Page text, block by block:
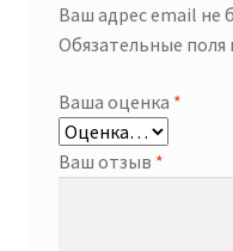
Ваш адрес email не
Обязательные
Ваша оценка *
Ваш отзыв *